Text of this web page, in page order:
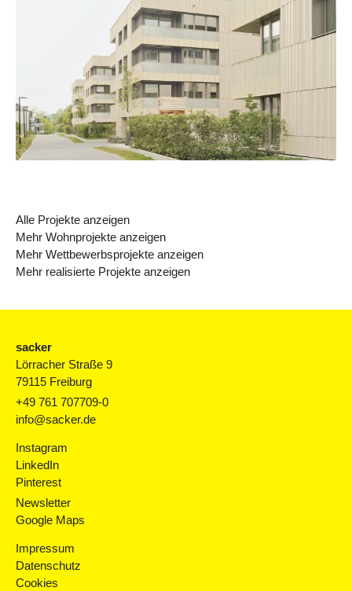
Alle Projekte anzeigen
Mehr Wohnprojekte anzeigen
Mehr Wettbewerbsprojekte anzeigen
Mehr realisierte Projekte anzeigen
sacker
Lörracher Straße 9
79115 Freiburg
+49 761 707709-0
info@sacker.de
Instagram
LinkedIn
Pinterest
Newsletter
Google Maps
Impressum
Datenschutz
Cookies